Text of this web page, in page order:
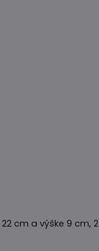
cm a výške 9 cm, 2